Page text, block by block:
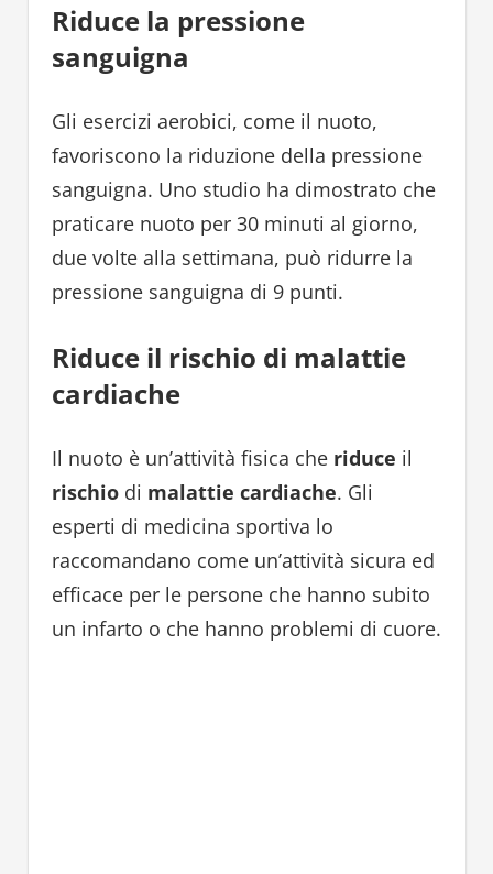
Riduce la pressione
sanguigna
Gli esercizi aerobici, come il nuoto,
favoriscono la riduzione della pressione
sanguigna. Uno studio ha dimostrato che
praticare nuoto per 30 minuti al giorno,
due volte alla settimana, può ridurre la
pressione sanguigna di 9 punti.
Riduce il rischio di malattie
cardiache
Il nuoto è un’attività fisica che riduce il
rischio di malattie cardiache. Gli
esperti di medicina sportiva lo
raccomandano come un’attività sicura ed
efficace per le persone che hanno subito
un infarto o che hanno problemi di cuore.